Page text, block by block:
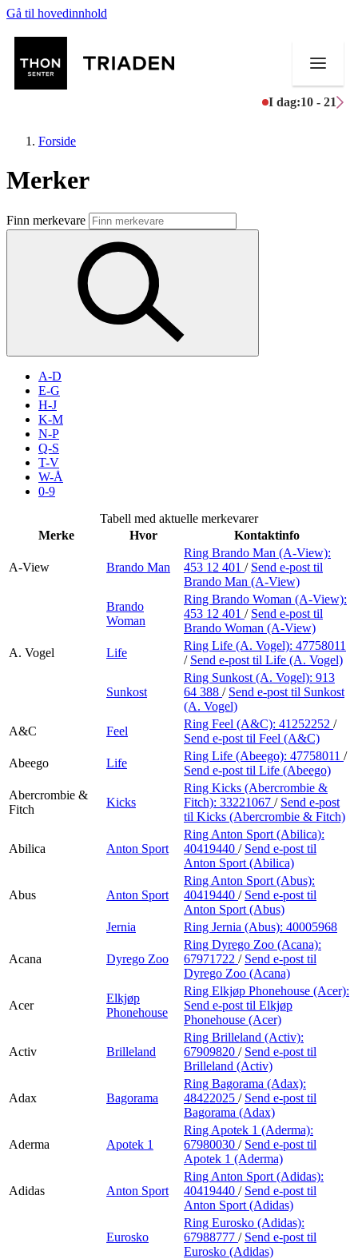
Gå til hovedinnhold
I dag:10 - 21
Butikker
Mat og drikke
Aktiviteter
Inspirasjon
Søk
Praktisk informasjon
Ledige stillinger
Gavekort
Best på service
Forside
Merker
Finn merkevare
A-D
E-G
H-J
K-M
N-P
Q-S
T-V
W-Å
0-9
Tabell med aktuelle merkevarer
Merke
Hvor Kontaktinfo
A-View Brando Man
Ring Brando Man (A-View):
453 12 401 / Send e-post til
Brando Man (A-View)
Brando
Woman
Ring Brando Woman (A-View):
453 12 401 / Send e-post til
Brando Woman (A-View)
A. Vogel
Life
Ring Life (A. Vogel): 47758011
/ Send e-post til Life (A. Vogel)
Sunkost
Ring Sunkost (A. Vogel): 913
64 388 / Send e-post til Sunkost
(A. Vogel)
A&C
Feel
Ring Feel (A&C): 41252252 /
Send e-post til Feel (A&C)
Abeego
Life
Ring Life (Abeego): 47758011 /
Send e-post til Life (Abeego)
Abercrombie &
Fitch
Kicks
Ring Kicks (Abercrombie &
Fitch): 33221067 / Send e-post
til Kicks (Abercrombie & Fitch)
Abilica Anton Sport
Ring Anton Sport (Abilica):
40419440 / Send e-post til
Anton Sport (Abilica)
Abus Anton Sport
Ring Anton Sport (Abus):
40419440 / Send e-post til
Anton Sport (Abus)
Jernia
Ring Jernia (Abus): 40005968
Acana Dyrego Zoo
Ring Dyrego Zoo (Acana):
67971722 / Send e-post til
Dyrego Zoo (Acana)
Acer
Elkjøp
Phonehouse
Ring Elkjøp Phonehouse (Acer):
Send e-post til Elkjøp
Phonehouse (Acer)
Activ Brilleland
Ring Brilleland (Activ):
67909820 / Send e-post til
Brilleland (Activ)
Adax Bagorama
Ring Bagorama (Adax):
48422025 / Send e-post til
Bagorama (Adax)
Aderma Apotek 1
Ring Apotek 1 (Aderma):
67980030 / Send e-post til
Apotek 1 (Aderma)
Adidas Anton Sport
Ring Anton Sport (Adidas):
40419440 / Send e-post til
Anton Sport (Adidas)
Eurosko
Ring Eurosko (Adidas):
67988777 / Send e-post til
Eurosko (Adidas)